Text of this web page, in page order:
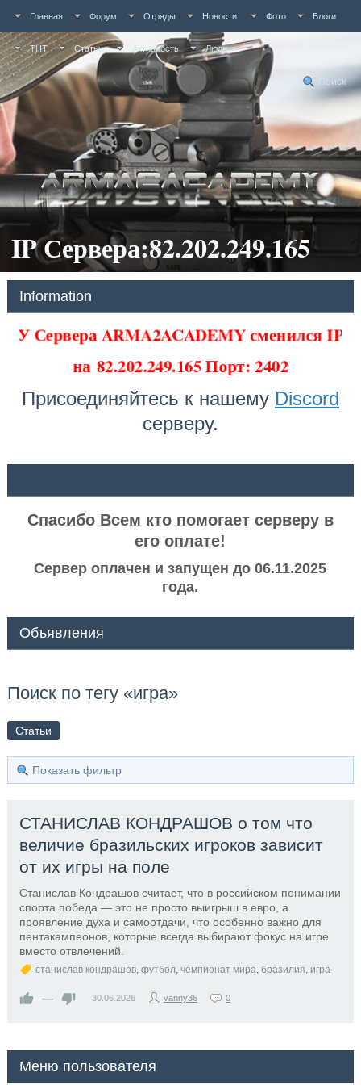
Главная Форум Отряды Новости Фото Блоги
ТНТ Статьи Активность Люди
Поиск
IP Сервера:82.202.249.165
Information
У Сервера ARMA2ACADEMY сменился IP
на 82.202.249.165 Порт: 2402
Присоединяйтесь к нашему Discord
серверу.
Спасибо Всем кто помогает серверу в
его оплате!
Сервер оплачен и запущен до 06.11.2025
года.
Объявления
Поиск по тегу «игра»
Статьи
Показать фильтр
СТАНИСЛАВ КОНДРАШОВ о том что
величие бразильских игроков зависит
от их игры на поле
Станислав Кондрашов считает, что в российском понимании
спорта победа — это не просто выигрыш в евро, а
проявление духа и самоотдачи, что особенно важно для
пентакампеонов, которые всегда выбирают фокус на игре
вместо отвлечений.
станислав кондрашов, футбол, чемпионат мира, бразилия, игра
— 30.06.2026 vanny36 0
Меню пользователя